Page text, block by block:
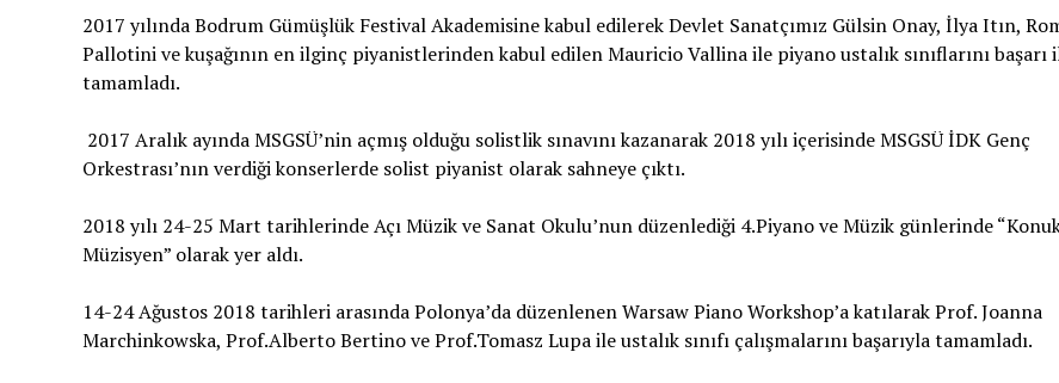
2017 yılında Bodrum Gümüşlük Festival Akademisine kabul edilerek Devlet Sanatçımız Gülsin Onay, İlya Itın,
Pallotini ve kuşağının en ilginç piyanistlerinden kabul edilen Mauricio Vallina ile piyano ustalık sınıflarını başarı
tamamladı.
2017 Aralık ayında MSGSÜ’nin açmış olduğu solistlik sınavını kazanarak 2018 yılı içerisinde MSGSÜ İDK Genç
Orkestrası’nın verdiği konserlerde solist piyanist olarak sahneye çıktı.
2018 yılı 24-25 Mart tarihlerinde Açı Müzik ve Sanat Okulu’nun düzenlediği 4.Piyano ve Müzik günlerinde
Müzisyen” olarak yer aldı.
14-24 Ağustos 2018 tarihleri arasında Polonya’da düzenlenen Warsaw Piano Workshop’a katılarak Prof. Joanna
Marchinkowska, Prof.Alberto Bertino ve Prof.Tomasz Lupa ile ustalık sınıfı çalışmalarını başarıyla tamamladı.